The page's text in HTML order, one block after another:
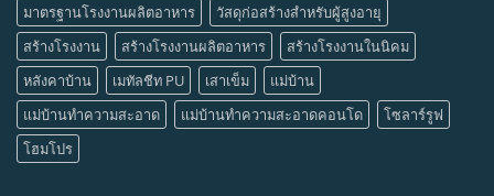
มาตรฐานโรงงานผลิตอาหาร
วัสดุก่อสร้างสำหรับผู้สูงอายุ
สร้างโรงงาน
สร้างโรงงานผลิตอาหาร
สร้างโรงงานในนิคม
หลังคาบ้าน
เมทัลชีท PU เสาเข็ม
แม่บ้าน
แม่บ้านทำความสะอาด
แม่บ้านทำความสะอาดคอนโด
โซลาร์รูฟ
โฮมโปร